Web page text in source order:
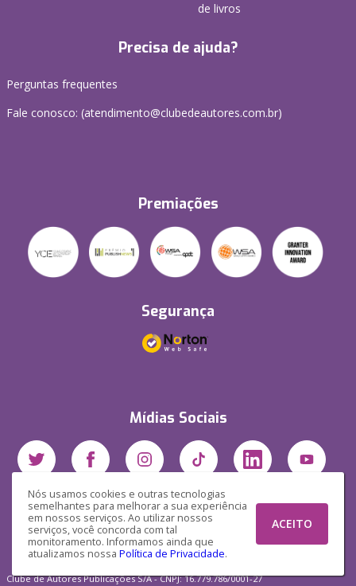
Nós usamos cookies e outras tecnologias
semelhantes para melhorar a sua experiência
em nossos serviços. Ao utilizar nossos
serviços, você concorda com tal
monitoramento. Informamos ainda que
atualizamos nossa Política de Privacidade.
ACEITO
de livros
Precisa de ajuda?
Perguntas frequentes
Fale conosco: (atendimento@clubedeautores.com.br)
Premiações
Segurança
Mídias Sociais
Clube de Autores Publicações S/A - CNPJ: 16.779.786/0001-27